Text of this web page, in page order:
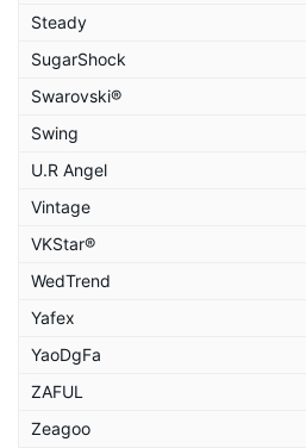
Steady
SugarShock
Swarovski®
Swing
U.R Angel
Vintage
VKStar®
WedTrend
Yafex
YaoDgFa
ZAFUL
Zeagoo